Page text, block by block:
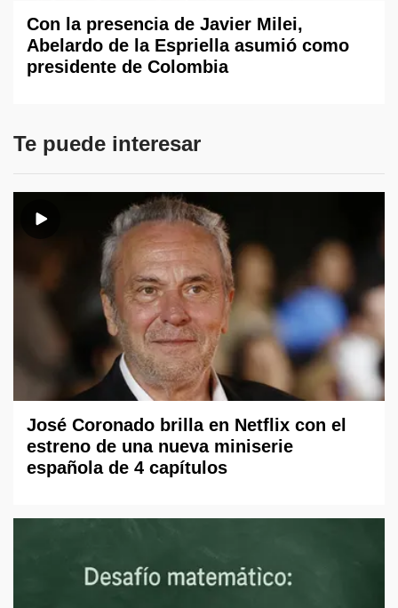
Con la presencia de Javier Milei,
Abelardo de la Espriella asumió como
presidente de Colombia
Te puede interesar
José Coronado brilla en Netflix con el
estreno de una nueva miniserie
española de 4 capítulos